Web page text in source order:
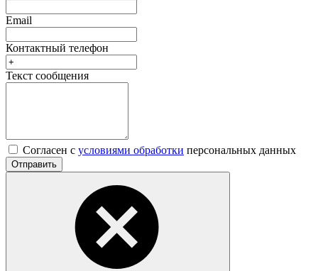
Email
Контактный телефон
Текст сообщения
Согласен с условиями обработки персональных данных
Отправить